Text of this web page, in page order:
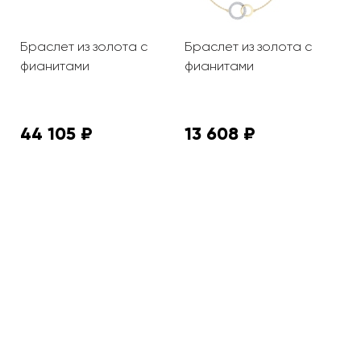
Браслет из золота с
фианитами
44 105 ₽
Браслет из золота с
фианитами
13 608 ₽